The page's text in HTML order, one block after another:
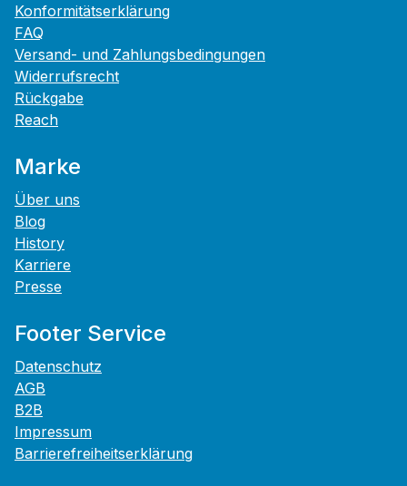
Konformitätserklärung
FAQ
Versand- und Zahlungsbedingungen
Widerrufsrecht
Rückgabe
Reach
Marke
Über uns
Blog
History
Karriere
Presse
Footer Service
Datenschutz
AGB
B2B
Impressum
Barrierefreiheitserklärung